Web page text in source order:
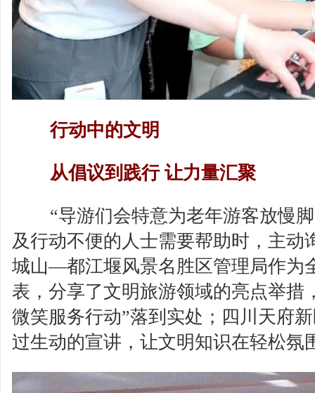
行动中的文明
从倡议到践行 让力量汇聚
“导游们会特意为老年游客放慢
及行动不便的人士需要帮助时，主动
城山—都江堰风景名胜区管理局作为
表，分享了文明旅游领域的亮点举措
微笑服务行动”落到实处；四川天府
过生动的宣讲，让文明知识在轻松氛